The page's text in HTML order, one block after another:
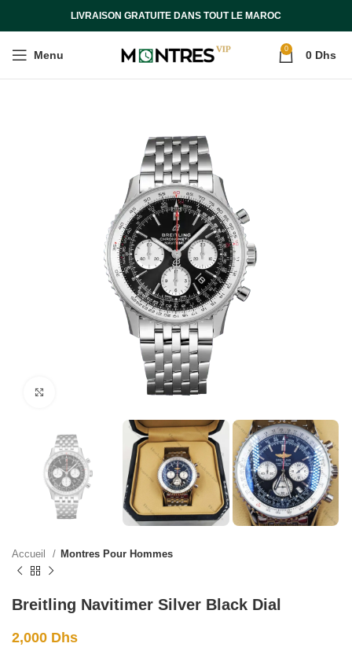
LIVRAISON GRATUITE DANS TOUT LE MAROC
Menu 0 0 Dhs
Accueil Montres Pour Hommes
Breitling Navitimer Silver Black Dial
2,000 Dhs